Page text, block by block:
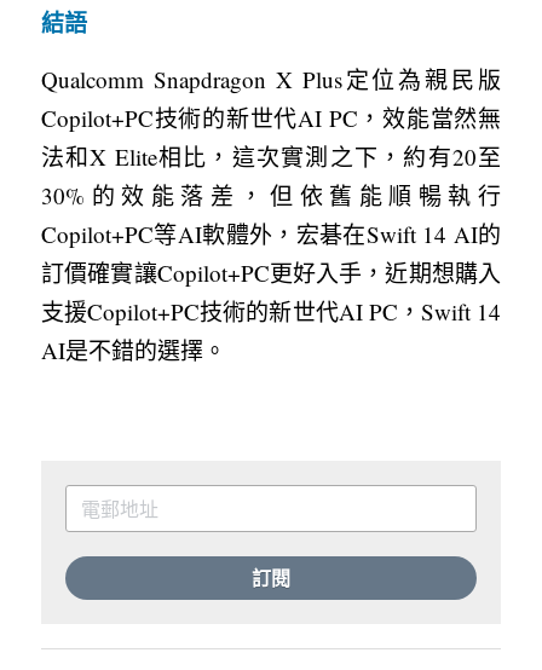
結語
Qualcomm Snapdragon X Plus定位為親民版
Copilot+PC技術的新世代AI PC，效能當然無
法和X Elite相比，這次實測之下，約有20至
30%的效能落差，但依舊能順暢執行
Copilot+PC等AI軟體外，宏碁在Swift 14 AI的
訂價確實讓Copilot+PC更好入手，近期想購入
支援Copilot+PC技術的新世代AI PC，Swift 14
AI是不錯的選擇。
訂閱